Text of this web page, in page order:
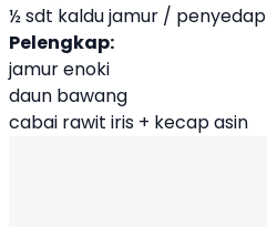
½ sdt kaldu jamur / penyedap
Pelengkap:
jamur enoki
daun bawang
cabai rawit iris + kecap asin